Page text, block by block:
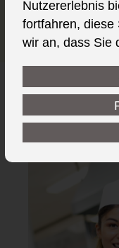
This post is also
Nutzererlebnis
fortfahren, diese
wir an, dass Sie